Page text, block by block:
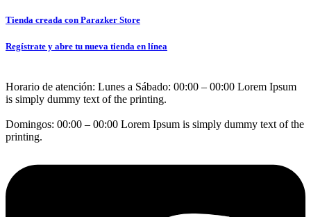
Tienda creada con Parazker Store
Regístrate y abre tu nueva tienda en línea
Horario de atención: Lunes a Sábado: 00:00 – 00:00 Lorem Ipsum
is simply dummy text of the printing.
Domingos: 00:00 – 00:00 Lorem Ipsum is simply dummy text of the
printing.